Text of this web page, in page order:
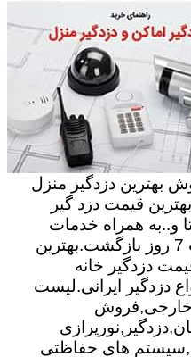
بهترین دزدگیر منزل
قیمت دزد گیر
و..به همراه خدمات
ارسال رایگان و سریع-ضمانت 7 روز بازگشت.بهترین
دزدگیر خانه
دزدگیر ایرانی.لیست
خارجی,فروش
های حفاظتی